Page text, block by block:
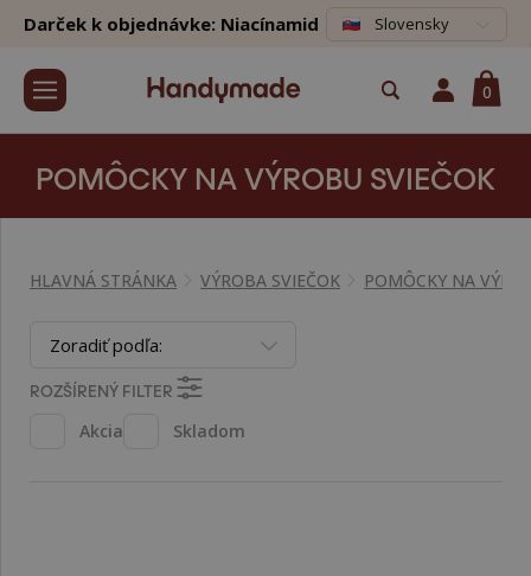
Darček k objednávke: Niacínamid Slovensky
0
POMÔCKY NA VÝROBU SVIEČOK
HLAVNÁ STRÁNKA VÝROBA SVIEČOK POMÔCKY NA
Zoradiť podľa:
ROZŠÍRENÝ FILTER
Akcia
Skladom